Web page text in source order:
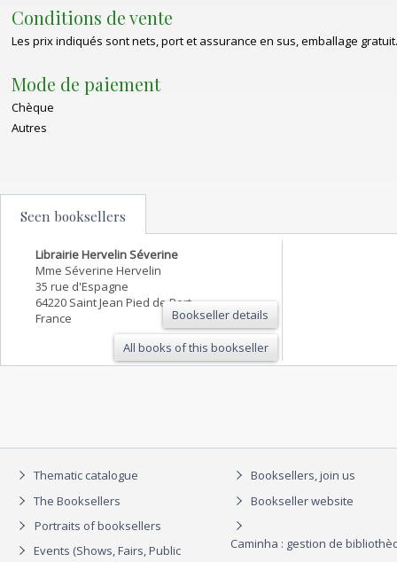
Conditions de vente
Les prix indiqués sont nets, port et assurance en sus, emballage gratuit.
Mode de paiement
Chèque
Autres
Seen booksellers
Librairie Hervelin Séverine
Mme Séverine Hervelin
35 rue d'Espagne
64220 Saint Jean Pied de Port
France
Bookseller details
All books of this bookseller
Thematic catalogue
The Booksellers
Portraits of booksellers
Events (Shows, Fairs, Public
Booksellers, join us
Bookseller website
Caminha : gestion de